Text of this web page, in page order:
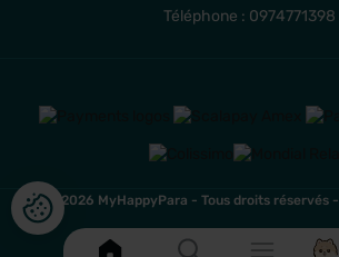
Téléphone : 0974771398
2026 MyHappyPara - Tous droits réservés -